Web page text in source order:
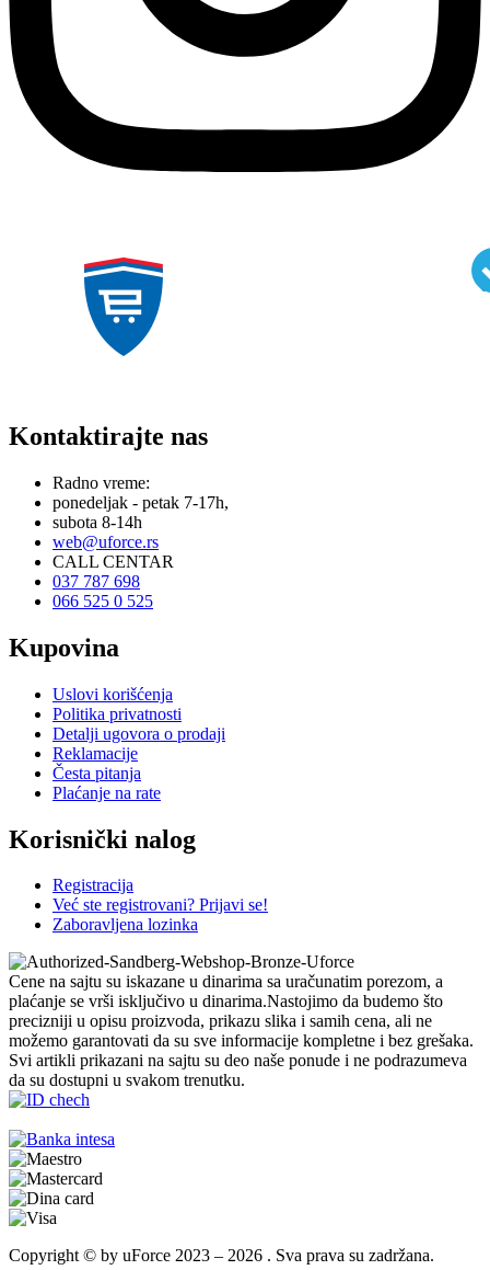
Kontaktirajte nas
Radno vreme:
ponedeljak - petak 7-17h,
subota 8-14h
web@uforce.rs
CALL CENTAR
037 787 698
066 525 0 525
Kupovina
Uslovi korišćenja
Politika privatnosti
Detalji ugovora o prodaji
Reklamacije
Česta pitanja
Plaćanje na rate
Korisnički nalog
Registracija
Već ste registrovani? Prijavi se!
Zaboravljena lozinka
Cene na sajtu su iskazane u dinarima sa uračunatim porezom, a
plaćanje se vrši isključivo u dinarima.Nastojimo da budemo što
precizniji u opisu proizvoda, prikazu slika i samih cena, ali ne
možemo garantovati da su sve informacije kompletne i bez grešaka.
Svi artikli prikazani na sajtu su deo naše ponude i ne podrazumeva
da su dostupni u svakom trenutku.
Copyright © by uForce 2023 – 2026 . Sva prava su zadržana.